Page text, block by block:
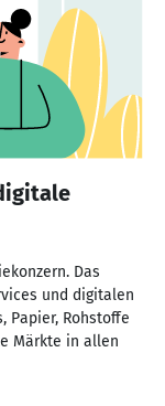
Das
und digitalen
Papier, Rohstoffe
Märkte in allen